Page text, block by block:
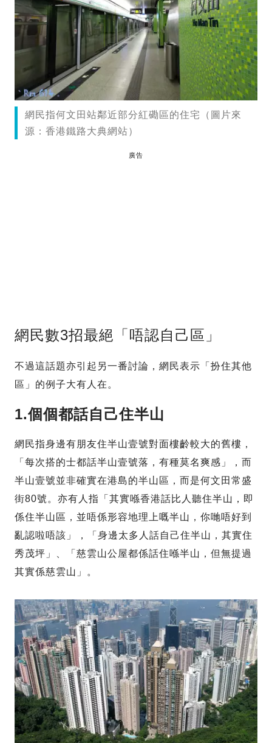
網民指何文田站鄰近部分紅磡區的住宅（圖片來
源：香港鐵路大典網站）
廣告
網民數3招最絕「唔認自己區」
不過這話題亦引起另一番討論，網民表示「扮住其他
區」的例子大有人在。
1.個個都話自己住半山
網民指身邊有朋友住半山壹號對面樓齡較大的舊樓，
「每次搭的士都話半山壹號落，有種莫名爽感」，而
半山壹號並非確實在港島的半山區，而是何文田常盛
街80號。亦有人指「其實喺香港話比人聽住半山，即
係住半山區，並唔係形容地理上嘅半山，你哋唔好到
亂認啦唔該」，「身邊太多人話自己住半山，其實住
秀茂坪」、「慈雲山公屋都係話住喺半山，但無提過
其實係慈雲山」。